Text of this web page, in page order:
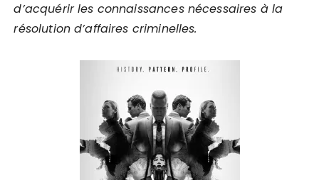
d’acquérir les connaissances nécessaires à la
résolution d’affaires criminelles.